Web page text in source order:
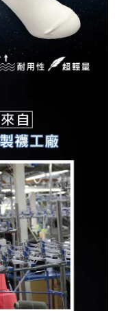
先享後付」服務完成之交
易相關給付款項請求債
人之同意方可使用
形，本公司將視審查結果
若發現惡意使用之情形，